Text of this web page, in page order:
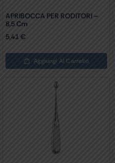
APRIBOCCA PER RODITORI –
8,5 Cm
5,41€
Aggiungi Al Carrello